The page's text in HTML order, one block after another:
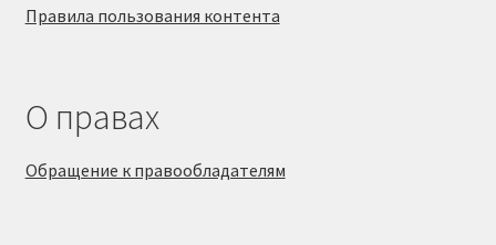
Правила пользования контента
О правах
Обращение к правообладателям